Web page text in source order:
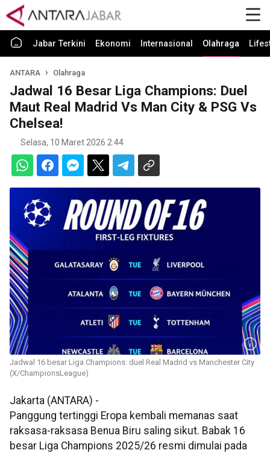
Jabar Terkini Ekonomi Internasional Olahraga
ANTARA Olahraga
Jadwal 16 Besar Liga Champions: Duel
Maut Real Madrid Vs Man City & PSG Vs
Chelsea!
Selasa, 10 Maret 2026 2:44
Jadwal 16 besar Liga Champions: duel Real Madrid vs Manchester City
(X/ChampionsLeague)
Jakarta (ANTARA) -
Panggung tertinggi Eropa kembali memanas saat
raksasa-raksasa Benua Biru saling sikut. Babak 16
besar Liga Champions 2025/26 resmi dimulai pada